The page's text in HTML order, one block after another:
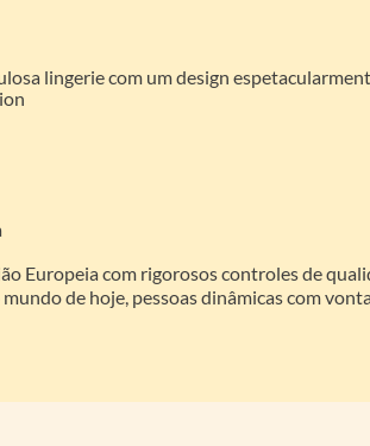
lingerie com um design
Europeia com rigorosos controles de
de hoje, pessoas dinâmicas com